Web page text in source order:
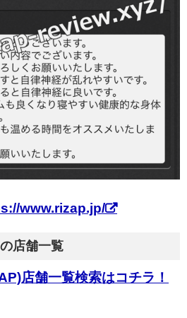
www.rizap.jp/
店舗一覧
店舗一覧検索はコチラ！